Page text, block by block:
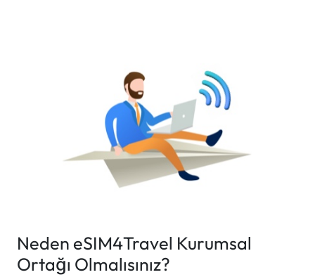
Neden eSIM4Travel Kurumsal
Ortağı Olmalısınız?